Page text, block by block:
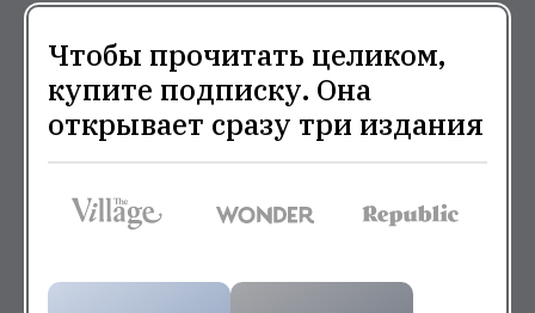
Чтобы прочитать целиком,
купите подписку. Она
открывает сразу три издания